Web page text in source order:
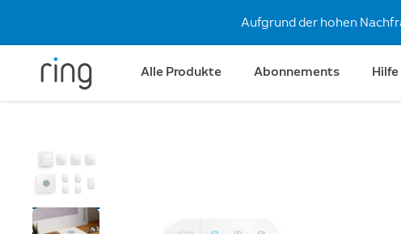
Aufgrund der hohen
Alle Produkte Abonnements Hilfe